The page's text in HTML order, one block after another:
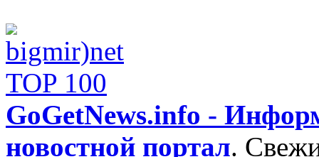
GoGetNews.info -
новостной портал.